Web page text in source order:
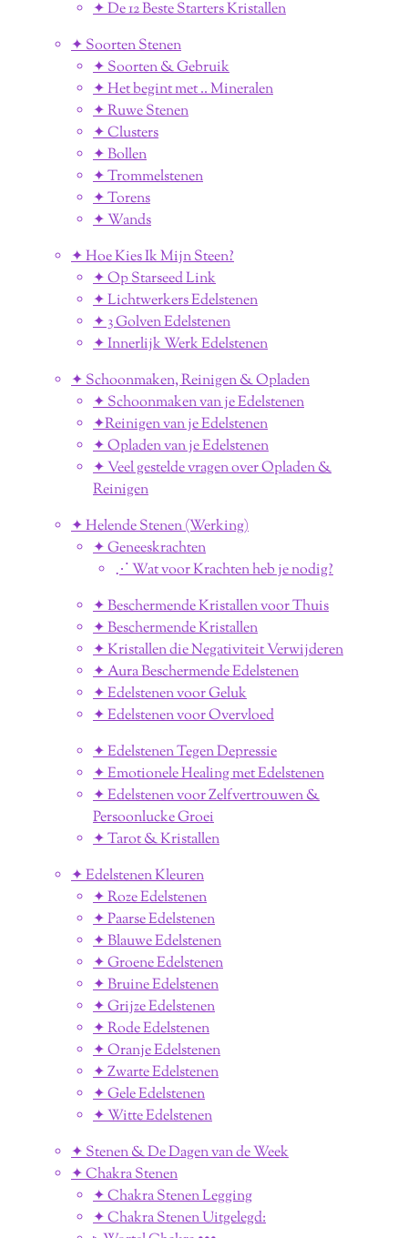
✦ De 12 Beste Starters Kristallen
✦ Soorten Stenen
✦ Soorten & Gebruik
✦ Het begint met .. Mineralen
✦ Ruwe Stenen
✦ Clusters
✦ Bollen
✦ Trommelstenen
✦ Torens
✦ Wands
✦ Hoe Kies Ik Mijn Steen?
✦ Op Starseed Link
✦ Lichtwerkers Edelstenen
✦ 3 Golven Edelstenen
✦ Innerlijk Werk Edelstenen
✦ Schoonmaken, Reinigen & Opladen
✦ Schoonmaken van je Edelstenen
✦Reinigen van je Edelstenen
✦ Opladen van je Edelstenen
✦ Veel gestelde vragen over Opladen &
Reinigen
✦ Helende Stenen (Werking)
✦ Geneeskrachten
⋰ Wat voor Krachten heb je nodig?
✦ Beschermende Kristallen voor Thuis
✦ Beschermende Kristallen
✦ Kristallen die Negativiteit Verwijderen
✦ Aura Beschermende Edelstenen
✦ Edelstenen voor Geluk
✦ Edelstenen voor Overvloed
✦ Edelstenen Tegen Depressie
✦ Emotionele Healing met Edelstenen
✦ Edelstenen voor Zelfvertrouwen &
Persoonlucke Groei
✦ Tarot & Kristallen
✦ Edelstenen Kleuren
✦ Roze Edelstenen
✦ Paarse Edelstenen
✦ Blauwe Edelstenen
✦ Groene Edelstenen
✦ Bruine Edelstenen
✦ Grijze Edelstenen
✦ Rode Edelstenen
✦ Oranje Edelstenen
✦ Zwarte Edelstenen
✦ Gele Edelstenen
✦ Witte Edelstenen
✦ Stenen & De Dagen van de Week
✦ Chakra Stenen
✦ Chakra Stenen Legging
✦ Chakra Stenen Uitgelegd: